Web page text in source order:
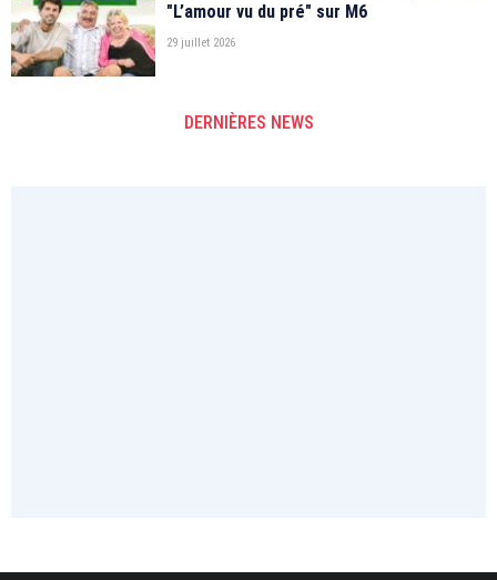
"L’amour vu du pré" sur M6
29 juillet 2026
DERNIÈRES NEWS